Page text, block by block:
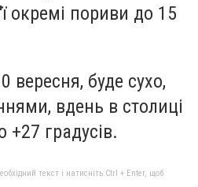
окремі пориви до 15
вересня, буде сухо,
вдень в столиці
+27 градусів.
текст і натисніть Ctrl + Enter, щоб